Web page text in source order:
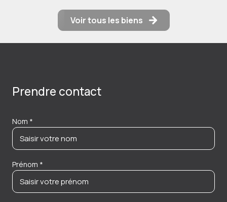
Voir tous les biens
Prendre contact
Nom *
Prénom *